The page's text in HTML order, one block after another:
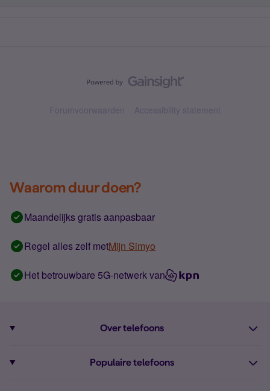
Forumvoorwaarden Accessibility statement
Waarom duur doen?
Maandelijks gratis aanpasbaar
Regel alles zelf metMijn Simyo
Het betrouwbare 5G-netwerk van
Over telefoons
Populaire telefoons